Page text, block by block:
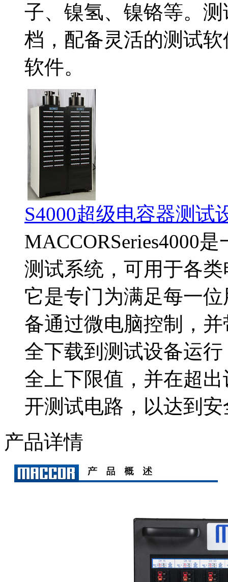
子、镍氢、镍铬等。
档，配备灵活的测试
软件。
S4000超级电容器测试
MACCORSeries4000
测试系统，可用于各
它是专门为满足每一
备通过微电脑控制，
全下载到测试设备运
全上下限值，并在超
开测试电路，以达到
产品详情